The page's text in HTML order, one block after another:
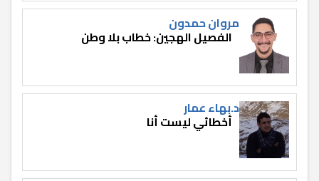
مروان حمدون
الفصيل الهجين: خطاب بلا وطن
د.بهاء عمار
أخطائي ليست أنا